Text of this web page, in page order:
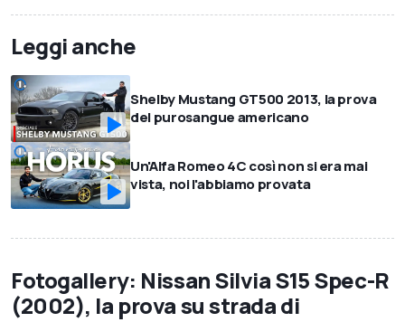
Leggi anche
Shelby Mustang GT500 2013, la prova
del purosangue americano
Un'Alfa Romeo 4C così non si era mai
vista, noi l'abbiamo provata
Fotogallery: Nissan Silvia S15 Spec-R
(2002), la prova su strada di